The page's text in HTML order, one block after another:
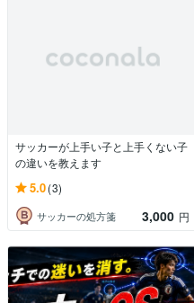
サッカーが上手い子と上手くない子
の違いを教えます
5.0(3)
サッカーの処方箋 3,000 円